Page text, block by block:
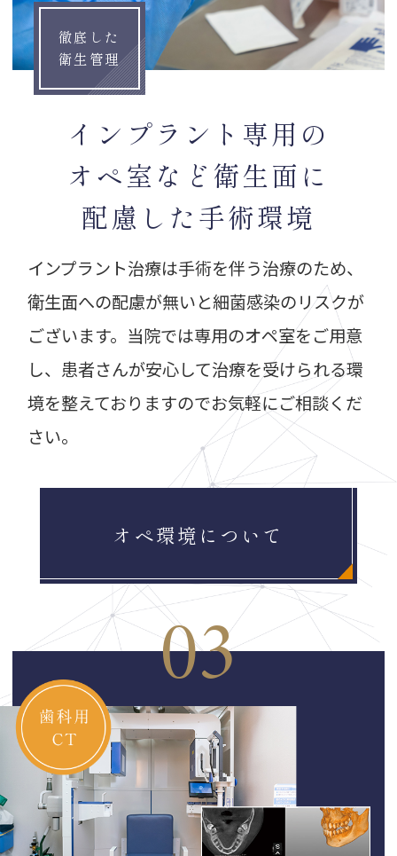
徹底した
衛生管理
インプラント専用の
オペ室など衛生面に
配慮した手術環境
インプラント治療は手術を伴う治療のため、
衛生面への配慮が無いと細菌感染のリスクが
ございます。当院では専用のオペ室をご用意
し、患者さんが安心して治療を受けられる環
境を整えておりますのでお気軽にご相談くだ
さい。
オペ環境について
03